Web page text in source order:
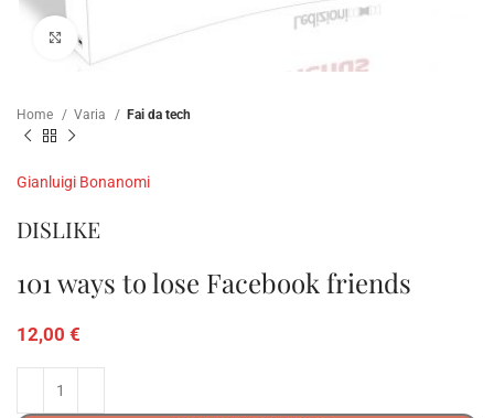
Clicca per ampliare
Home Varia Fai da tech
Gianluigi Bonanomi
DISLIKE
101 ways to lose Facebook friends
12,00 €